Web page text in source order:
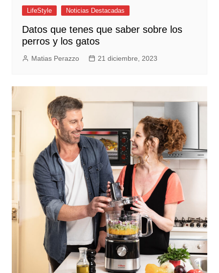
LifeStyle Noticias Destacadas
Datos que tenes que saber sobre los
perros y los gatos
Matias Perazzo 21 diciembre, 2023